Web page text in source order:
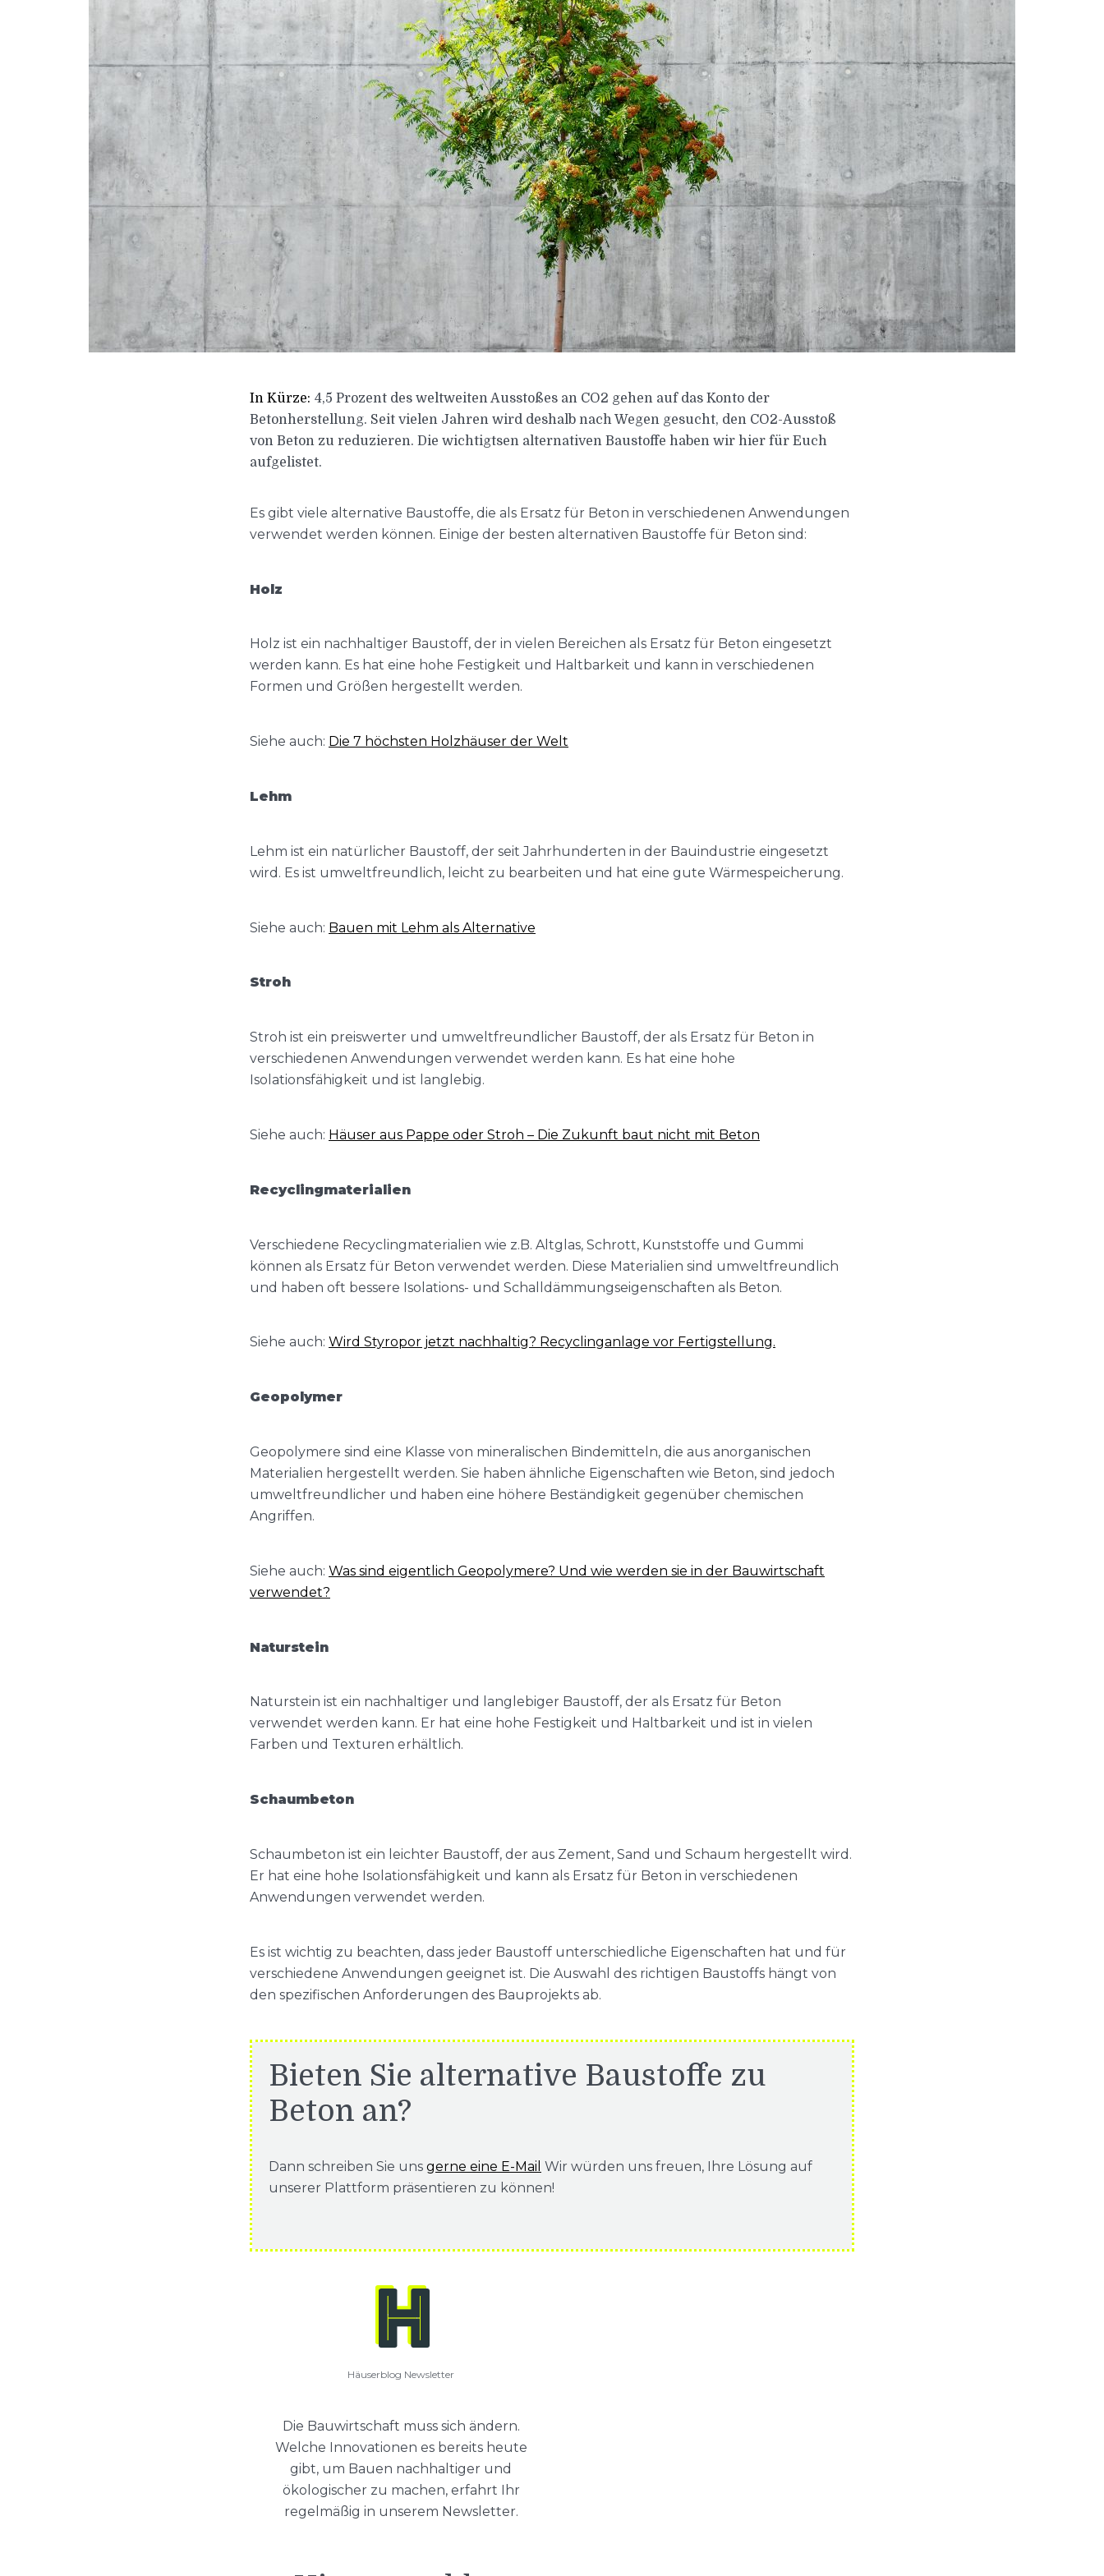
In Kürze: 4,5 Prozent des weltweiten Ausstoßes an CO2 gehen auf das Konto der
Betonherstellung. Seit vielen Jahren wird deshalb nach Wegen gesucht, den CO2-Ausstoß
von Beton zu reduzieren. Die wichtigtsen alternativen Baustoffe haben wir hier für Euch
aufgelistet.
Es gibt viele alternative Baustoffe, die als Ersatz für Beton in verschiedenen Anwendungen
verwendet werden können. Einige der besten alternativen Baustoffe für Beton sind:
Holz
Holz ist ein nachhaltiger Baustoff, der in vielen Bereichen als Ersatz für Beton eingesetzt
werden kann. Es hat eine hohe Festigkeit und Haltbarkeit und kann in verschiedenen
Formen und Größen hergestellt werden.
Siehe auch: Die 7 höchsten Holzhäuser der Welt
Lehm
Lehm ist ein natürlicher Baustoff, der seit Jahrhunderten in der Bauindustrie eingesetzt
wird. Es ist umweltfreundlich, leicht zu bearbeiten und hat eine gute Wärmespeicherung.
Siehe auch: Bauen mit Lehm als Alternative
Stroh
Stroh ist ein preiswerter und umweltfreundlicher Baustoff, der als Ersatz für Beton in
verschiedenen Anwendungen verwendet werden kann. Es hat eine hohe
Isolationsfähigkeit und ist langlebig.
Siehe auch: Häuser aus Pappe oder Stroh – Die Zukunft baut nicht mit Beton
Recyclingmaterialien
Verschiedene Recyclingmaterialien wie z.B. Altglas, Schrott, Kunststoffe und Gummi
können als Ersatz für Beton verwendet werden. Diese Materialien sind umweltfreundlich
und haben oft bessere Isolations- und Schalldämmungseigenschaften als Beton.
Siehe auch: Wird Styropor jetzt nachhaltig? Recyclinganlage vor Fertigstellung.
Geopolymer
Geopolymere sind eine Klasse von mineralischen Bindemitteln, die aus anorganischen
Materialien hergestellt werden. Sie haben ähnliche Eigenschaften wie Beton, sind jedoch
umweltfreundlicher und haben eine höhere Beständigkeit gegenüber chemischen
Angriffen.
Siehe auch: Was sind eigentlich Geopolymere? Und wie werden sie in der Bauwirtschaft
verwendet?
Naturstein
Naturstein ist ein nachhaltiger und langlebiger Baustoff, der als Ersatz für Beton
verwendet werden kann. Er hat eine hohe Festigkeit und Haltbarkeit und ist in vielen
Farben und Texturen erhältlich.
Schaumbeton
Schaumbeton ist ein leichter Baustoff, der aus Zement, Sand und Schaum hergestellt wird.
Er hat eine hohe Isolationsfähigkeit und kann als Ersatz für Beton in verschiedenen
Anwendungen verwendet werden.
Es ist wichtig zu beachten, dass jeder Baustoff unterschiedliche Eigenschaften hat und für
verschiedene Anwendungen geeignet ist. Die Auswahl des richtigen Baustoffs hängt von
den spezifischen Anforderungen des Bauprojekts ab.
Bieten Sie alternative Baustoffe zu
Beton an?
Dann schreiben Sie uns gerne eine E-Mail Wir würden uns freuen, Ihre Lösung auf
unserer Plattform präsentieren zu können!
Häuserblog Newsletter
Die Bauwirtschaft muss sich ändern.
Welche Innovationen es bereits heute
gibt, um Bauen nachhaltiger und
ökologischer zu machen, erfahrt Ihr
regelmäßig in unserem Newsletter.